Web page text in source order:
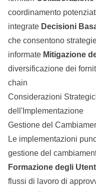
coordinamento
integrate Decisioni
che consentono
informate Mitigazione
diversificazione dei
chain
Considerazioni
dell'Implementazione
Gestione del
Le implementazioni
gestione del
Formazione degli
flussi di lavoro di